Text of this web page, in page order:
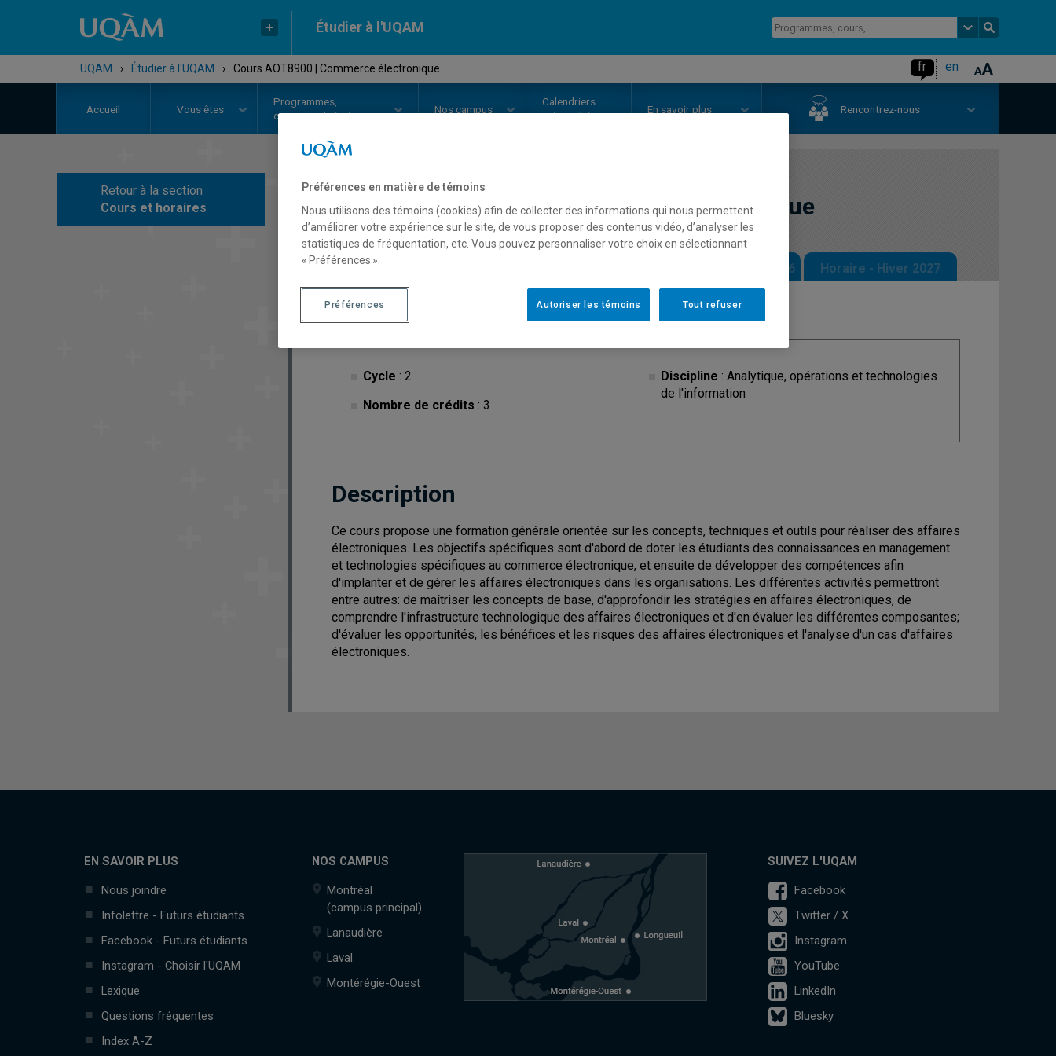
Étudier à l'UQAM
UQAM › Étudier à l'UQAM › Cours AOT8900 | Commerce électronique fr en
Accueil Vous êtes
Programmes,
cours et admission
Nos campus
Calendriers
universitaires
En savoir plus Rencontrez-nous
Retour à la section
Cours et horaires
COURS// AOT8900-Commerce électronique
Description Horaire - Automne 2026 Horaire - Hiver 2027
Cycle : 2
Nombre de crédits : 3
Discipline : Analytique, opérations et technologies
de l'information
Description
Ce cours propose une formation générale orientée sur les concepts, techniques et outils pour réaliser des affaires
électroniques. Les objectifs spécifiques sont d'abord de doter les étudiants des connaissances en management
et technologies spécifiques au commerce électronique, et ensuite de développer des compétences afin
d'implanter et de gérer les affaires électroniques dans les organisations. Les différentes activités permettront
entre autres: de maîtriser les concepts de base, d'approfondir les stratégies en affaires électroniques, de
comprendre l'infrastructure technologique des affaires électroniques et d'en évaluer les différentes composantes;
d'évaluer les opportunités, les bénéfices et les risques des affaires électroniques et l'analyse d'un cas d'affaires
électroniques.
EN SAVOIR PLUS
Nous joindre
Infolettre - Futurs étudiants
Facebook - Futurs étudiants
Instagram - Choisir l'UQAM
Lexique
Questions fréquentes
Index A-Z
NOS CAMPUS
Montréal
(campus principal)
Lanaudière
Laval
Montérégie-Ouest
SUIVEZ L'UQAM
Facebook
Twitter / X
Instagram
YouTube
LinkedIn
Bluesky
Préférences en matière de témoins
Nous utilisons des témoins (cookies) afin de collecter des informations qui nous permettent
d’améliorer votre expérience sur le site, de vous proposer des contenus vidéo, d’analyser les
statistiques de fréquentation, etc. Vous pouvez personnaliser votre choix en sélectionnant
« Préférences ».
Tout refuser
Autoriser les témoins
Préférences